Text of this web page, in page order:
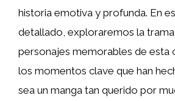
historia emotiva y profunda. En
detallado, exploraremos la
personajes memorables de esta
los momentos clave que han
sea un manga tan querido por